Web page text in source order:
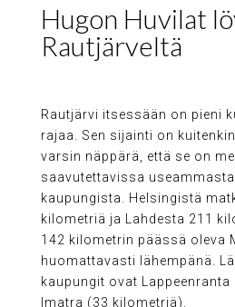
Hugon Huvilat
Rautjärveltä
Rautjärvi itsessään on pieni
rajaa. Sen sijainti on
varsin näppärä, että se on
saavutettavissa
kaupungista. Helsingistä
kilometriä ja Lahdesta 211
142 kilometrin päässä oleva
huomattavasti lähempänä.
kaupungit ovat
Imatra (33 kilometriä).